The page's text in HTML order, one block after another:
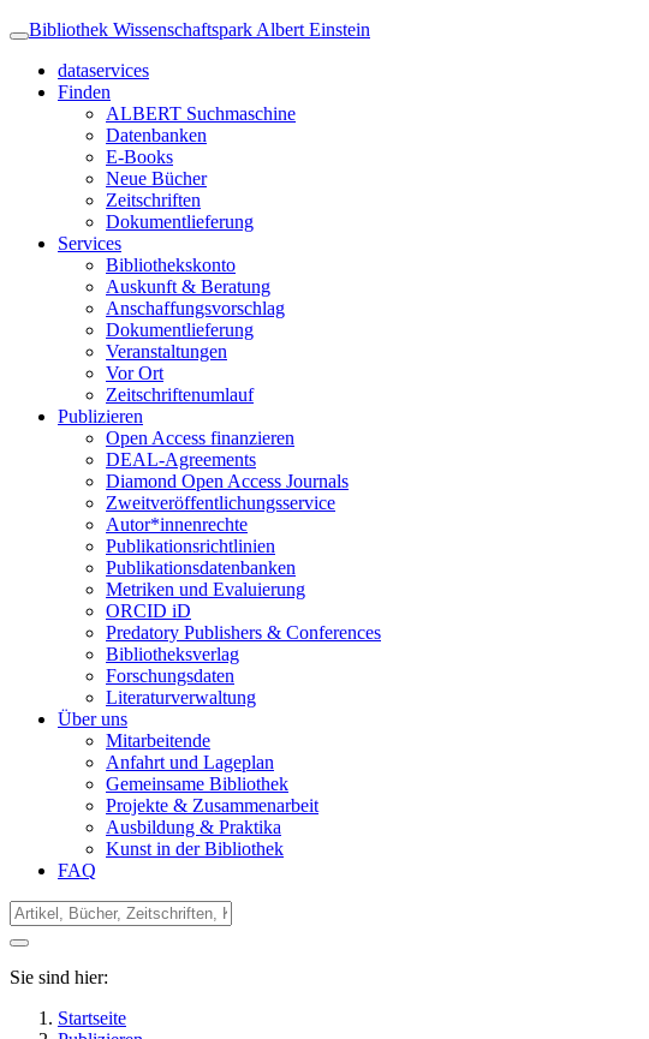
Bibliothek Wissenschaftspark Albert Einstein
dataservices
Finden
ALBERT Suchmaschine
Datenbanken
E-Books
Neue Bücher
Zeitschriften
Dokumentlieferung
Services
Bibliothekskonto
Auskunft & Beratung
Anschaffungsvorschlag
Dokumentlieferung
Veranstaltungen
Vor Ort
Zeitschriftenumlauf
Publizieren
Open Access finanzieren
DEAL-Agreements
Diamond Open Access Journals
Zweitveröffentlichungsservice
Autor*innenrechte
Publikationsrichtlinien
Publikationsdatenbanken
Metriken und Evaluierung
ORCID iD
Predatory Publishers & Conferences
Bibliotheksverlag
Forschungsdaten
Literaturverwaltung
Über uns
Mitarbeitende
Anfahrt und Lageplan
Gemeinsame Bibliothek
Projekte & Zusammenarbeit
Ausbildung & Praktika
Kunst in der Bibliothek
FAQ
Sie sind hier:
Startseite